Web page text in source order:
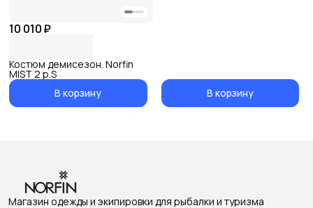
10 010 ₽
Костюм демисезон. Norfin
MIST 2 р.S
В корзину
В корзину
Магазин одежды и экипировки для рыбалки и туризма